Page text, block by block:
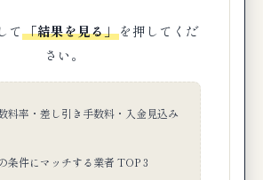
て「結果を見る」を押してくだ
さい。
料率・差し引き手数料・入金見込み
条件にマッチする業者 TOP 3